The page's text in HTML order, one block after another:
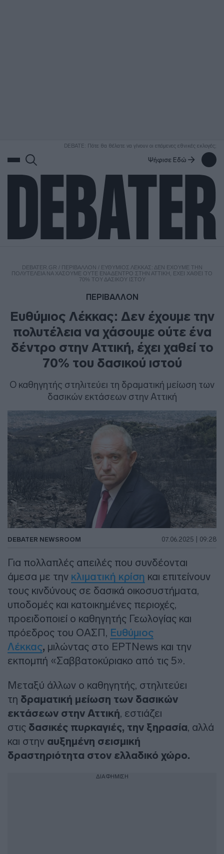
DEBATE: Πότε θα θέλατε να γίνουν οι επόμενες εθνικές εκλογές;
Ψήφισε Εδώ
DEBATER.GR / ΠΕΡΙΒΑΛΛΟΝ / ΕΥΘΎΜΙΟΣ ΛΈΚΚΑΣ: ΔΕΝ ΈΧΟΥΜΕ ΤΗΝ
ΠΟΛΥΤΈΛΕΙΑ ΝΑ ΧΆΣΟΥΜΕ ΟΎΤΕ ΈΝΑ ΔΈΝΤΡΟ ΣΤΗΝ ΑΤΤΙΚΉ, ΈΧΕΙ ΧΑΘΕΊ ΤΟ
70% ΤΟΥ ΔΑΣΙΚΟΎ ΙΣΤΟΎ
ΠΕΡΙΒΑΛΛΟΝ
Ευθύμιος Λέκκας: Δεν έχουμε την
πολυτέλεια να χάσουμε ούτε ένα
δέντρο στην Αττική, έχει χαθεί το
70% του δασικού ιστού
Ο καθηγητής στηλιτεύει τη δραματική μείωση των
δασικών εκτάσεων στην Αττική
DEBATER NEWSROOM 07.06.2025 | 09:28
Για πολλαπλές απειλές που συνδέονται
άμεσα με την κλιματική κρίση και επιτείνουν
τους κινδύνους σε δασικά οικοσυστήματα,
υποδομές και κατοικημένες περιοχές,
προειδοποιεί ο καθηγητής Γεωλογίας και
πρόεδρος του ΟΑΣΠ, Ευθύμιος
Λέκκας, μιλώντας στο ΕΡΤNews και την
εκπομπή «Σαββατοκύριακο από τις 5».
Μεταξύ άλλων ο καθηγητής, στηλιτεύει
τη δραματική μείωση των δασικών
εκτάσεων στην Αττική, εστιάζει
στις δασικές πυρκαγιές, την ξηρασία, αλλά
και στην αυξημένη σεισμική
δραστηριότητα στον ελλαδικό χώρο.
ΔΙΑΦΗΜΙΣΗ